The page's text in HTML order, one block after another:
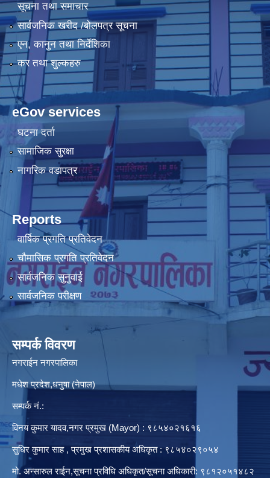
सूचना तथा समाचार
सार्वजनिक खरीद /बोलपत्र सूचना
एन, कानुन तथा निर्देशिका
कर तथा शुल्कहरु
eGov services
घटना दर्ता
सामाजिक सुरक्षा
नागरिक वडापत्र
Reports
वार्षिक प्रगति प्रतिवेदन
चौमासिक प्रगति प्रतिवेदन
सार्वजनिक सुनुवाई
सार्वजनिक परीक्षण
सम्पर्क विवरण
नगराईन नगरपालिका
मधेश प्रदेश,धनुषा (नेपाल)
सम्पर्क नं.:
विनय कुमार यादव,नगर प्रमुख (Mayor) : ९८५४०२१६१६
सुधिर कुमार साह , प्रमुख प्रशासकीय अधिकृत : ९८५४०२९०५४
मो. अन्सारुल राईन,सूचना प्रविधि अधिकृत/सूचना अधिकारी: ९८१२०५१४८२